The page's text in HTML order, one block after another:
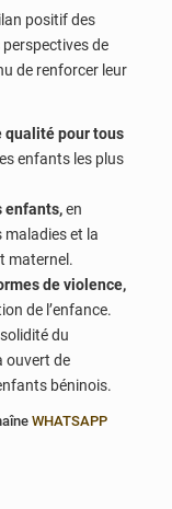
positif des
de
de renforcer leur
qualité pour tous
enfants les plus
enfants,en
maladies et la
maternel.
de violence,
de l’enfance.
du
ouvert de
béninois.
WHATSAPP